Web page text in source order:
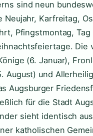
sind neun
Neujahr, Karfreitag,
Pfingstmontag,
Die
(6. Januar),
August) und
Augsburger
für die Stadt
sieht identisch
katholischen